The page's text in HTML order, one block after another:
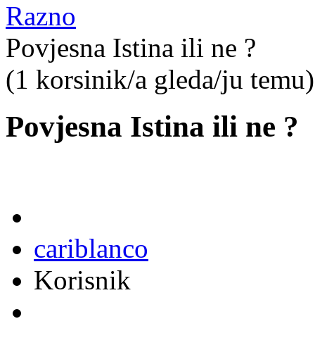
Razno
Povjesna Istina ili ne ?
(1 korsinik/a gleda/ju
Povjesna Istina ili ne ?
cariblanco
Korisnik